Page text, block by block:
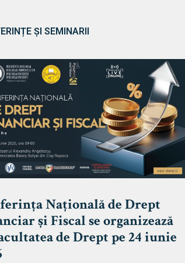
ȘI SEMINARII
Națională de Drept
și Fiscal se organizează
de Drept pe 24 iunie